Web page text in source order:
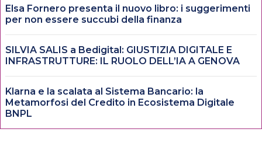
Elsa Fornero presenta il nuovo libro: i suggerimenti
per non essere succubi della finanza
SILVIA SALIS a Bedigital: GIUSTIZIA DIGITALE E
INFRASTRUTTURE: IL RUOLO DELL’IA A GENOVA
Klarna e la scalata al Sistema Bancario: la
Metamorfosi del Credito in Ecosistema Digitale
BNPL